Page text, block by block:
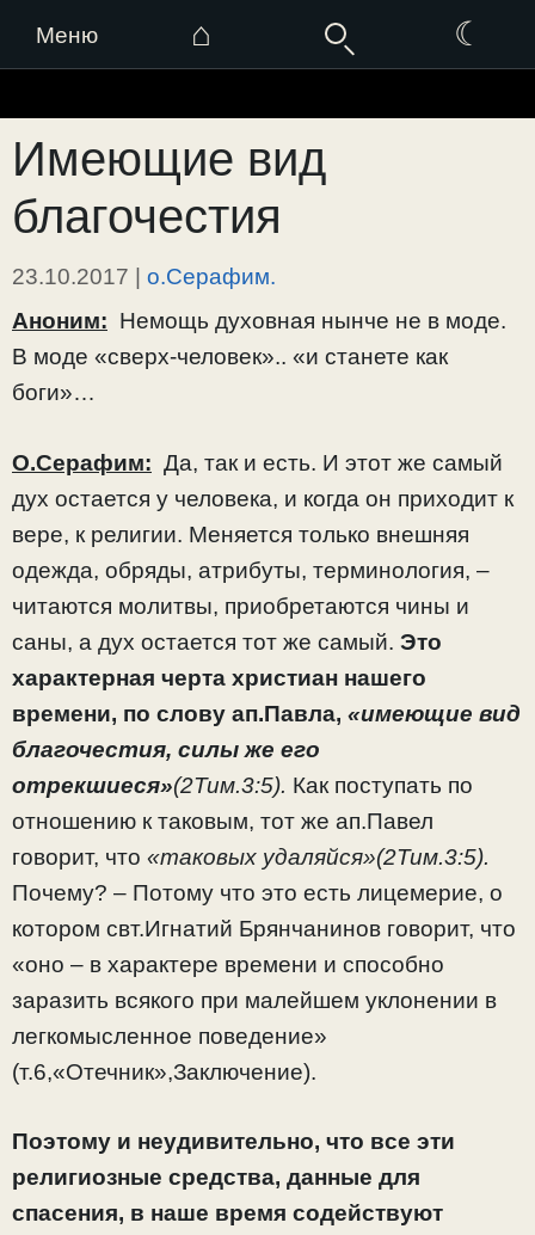
Меню ⌂ ☾
к
содержимому
Имеющие вид
благочестия
23.10.2017 | о.Серафим.
Аноним: Немощь духовная нынче не в моде.
В моде «сверх-человек».. «и станете как
боги»…
О.Серафим: Да, так и есть. И этот же самый
дух остается у человека, и когда он приходит к
вере, к религии. Меняется только внешняя
одежда, обряды, атрибуты, терминология, –
читаются молитвы, приобретаются чины и
саны, а дух остается тот же самый. Это
характерная черта христиан нашего
времени, по слову ап.Павла, «имеющие вид
благочестия, силы же его
отрекшиеся»(2Тим.3:5). Как поступать по
отношению к таковым, тот же ап.Павел
говорит, что «таковых удаляйся»(2Тим.3:5).
Почему? – Потому что это есть лицемерие, о
котором свт.Игнатий Брянчанинов говорит, что
«оно – в характере времени и способно
заразить всякого при малейшем уклонении в
легкомысленное поведение»
(т.6,«Отечник»,Заключение).
Поэтому и неудивительно, что все эти
религиозные средства, данные для
спасения, в наше время содействуют